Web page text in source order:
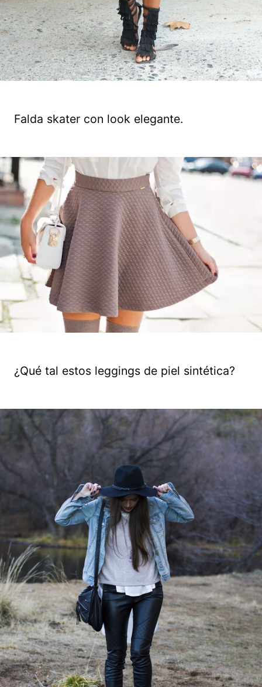
Falda skater con look elegante.
¿Qué tal estos leggings de piel sintética?